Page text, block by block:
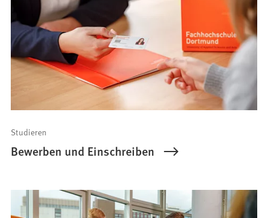
Studieren
Bewerben und Einschreiben